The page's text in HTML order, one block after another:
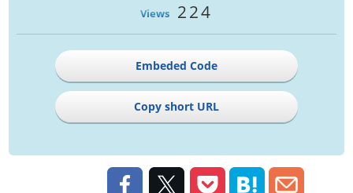
Views 224
Embeded Code
Copy short URL